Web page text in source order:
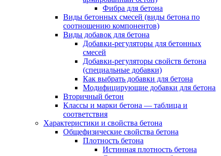
Фибра для бетона
Виды бетонных смесей (виды бетона по
соотношению компонентов)
Виды добавок для бетона
Добавки-регуляторы для бетонных
смесей
Добавки-регуляторы свойств бетона
(специальные добавки)
Как выбрать добавки для бетона
Модифицирующие добавки для бетона
Вторичный бетон
Классы и марки бетона — таблица и
соответствия
Характеристики и свойства бетона
Общефизические свойства бетона
Плотность бетона
Истинная плотность бетона